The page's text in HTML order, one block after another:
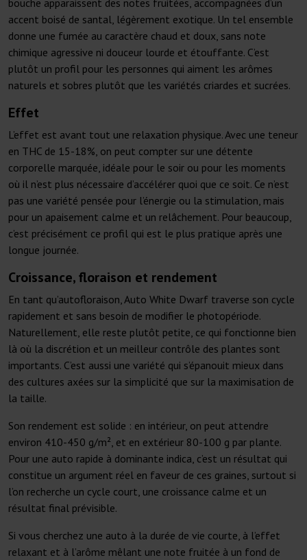
bouche apparaissent des notes fruitées, accompagnées d’un
accent boisé de santal, légèrement exotique. Un tel ensemble
donne une fumée au caractère chaud et doux, sans note
chimique agressive ni douceur lourde et étouffante. C’est
plutôt un profil pour les personnes qui aiment les arômes
naturels et sobres plutôt que les variétés criardes et sucrées.
Effet
L’effet est avant tout une relaxation physique. Avec une teneur
en THC de 15-18%, on peut compter sur une détente
corporelle marquée, idéale pour le soir ou pour les moments
où il n’est plus nécessaire d’accélérer quoi que ce soit. Ce n’est
pas une variété pensée pour l’énergie ou la stimulation, mais
pour un apaisement calme et un relâchement. Pour beaucoup,
c’est précisément ce profil qui est le plus pratique après une
longue journée.
Croissance, floraison et rendement
En tant qu’autofloraison, Auto White Dwarf traverse son cycle
rapidement et sans besoin de modifier le photopériode.
Naturellement, elle reste plutôt petite, ce qui fonctionne bien
là où la discrétion et un meilleur contrôle des plantes sont
importants. C’est aussi une variété qui s’épanouit mieux dans
des cultures axées sur la simplicité que sur la maximisation de
la taille.
Son rendement est solide : en intérieur, on peut attendre
environ 410-450 g/m², et en extérieur 80-100 g par plante.
Pour une auto rapide à dominante indica, c’est un résultat qui
constitue un argument réel en faveur de ces graines, surtout si
l’on recherche un cycle court, une croissance calme et un
résultat final prévisible.
Si vous cherchez une auto à la durée de vie courte, à l’effet
relaxant et à l’arôme mêlant une note fruitée à un fond de